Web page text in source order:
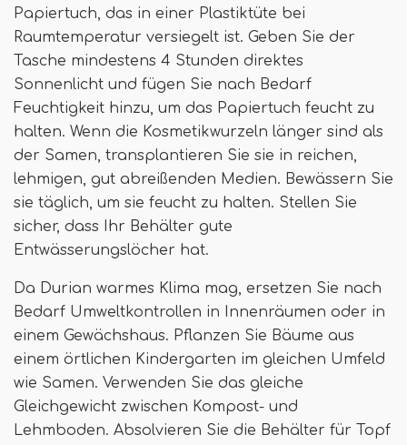
Papiertuch, das in einer Plastiktüte bei
Raumtemperatur versiegelt ist. Geben Sie der
Tasche mindestens 4 Stunden direktes
Sonnenlicht und fügen Sie nach Bedarf
Feuchtigkeit hinzu, um das Papiertuch feucht zu
halten. Wenn die Kosmetikwurzeln länger sind als
der Samen, transplantieren Sie sie in reichen,
lehmigen, gut abreißenden Medien. Bewässern Sie
sie täglich, um sie feucht zu halten. Stellen Sie
sicher, dass Ihr Behälter gute
Entwässerungslöcher hat.
Da Durian warmes Klima mag, ersetzen Sie nach
Bedarf Umweltkontrollen in Innenräumen oder in
einem Gewächshaus. Pflanzen Sie Bäume aus
einem örtlichen Kindergarten im gleichen Umfeld
wie Samen. Verwenden Sie das gleiche
Gleichgewicht zwischen Kompost- und
Lehmboden. Absolvieren Sie die Behälter für Topf